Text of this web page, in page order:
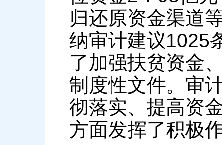
归还原资金渠道
纳审计建议1025
了加强扶贫资金
制度性文件。审
彻落实、提高资
方面发挥了积极